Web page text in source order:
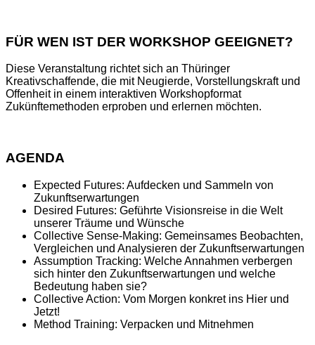
FÜR WEN IST DER WORKSHOP GEEIGNET?
Diese Veranstaltung richtet sich an Thüringer
Kreativschaffende, die mit Neugierde, Vorstellungskraft und
Offenheit in einem interaktiven Workshopformat
Zukünftemethoden erproben und erlernen möchten.
AGENDA
Expected Futures: Aufdecken und Sammeln von
Zukunftserwartungen
Desired Futures: Geführte Visionsreise in die Welt
unserer Träume und Wünsche
Collective Sense-Making: Gemeinsames Beobachten,
Vergleichen und Analysieren der Zukunftserwartungen
Assumption Tracking: Welche Annahmen verbergen
sich hinter den Zukunftserwartungen und welche
Bedeutung haben sie?
Collective Action: Vom Morgen konkret ins Hier und
Jetzt!
Method Training: Verpacken und Mitnehmen